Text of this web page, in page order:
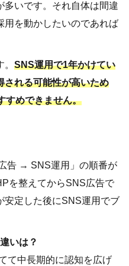
多いです。それ自体は間違
用を動かしたいのであれば
SNS運用で1年かけてい
される可能性が高いため
すめできません。
告 → SNS運用」の順番が
を整えてからSNS広告で
安定した後にSNS運用でブ
いは？
て中長期的に認知を広げ